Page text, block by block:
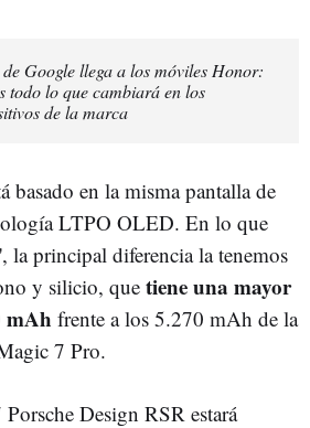
Google llega a los móviles Honor:
todo lo que cambiará en los
de la marca
basado en la misma pantalla de
LTPO OLED. En lo que
la principal diferencia la tenemos
y silicio, que tiene una mayor
mAh frente a los 5.270 mAh de la
7 Pro.
Design RSR estará